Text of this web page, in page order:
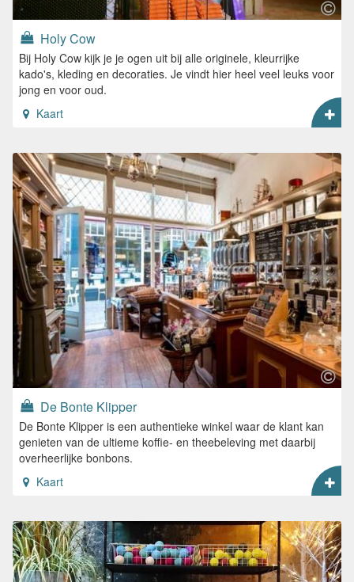
Holy Cow
Bij Holy Cow kijk je je ogen uit bij alle originele, kleurrijke
kado's, kleding en decoraties. Je vindt hier heel veel leuks voor
jong en voor oud.
Kaart
De Bonte Klipper
De Bonte Klipper is een authentieke winkel waar de klant kan
genieten van de ultieme koffie- en theebeleving met daarbij
overheerlijke bonbons.
Kaart